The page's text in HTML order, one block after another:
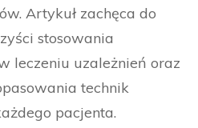
Artykuł zachęca do
stosowania
leczeniu uzależnień oraz
technik
pacjenta.